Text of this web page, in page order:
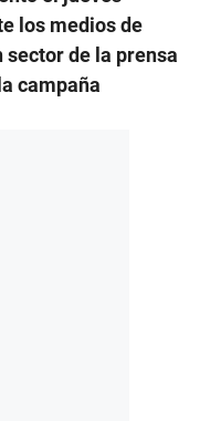
los medios de
de la prensa
campaña